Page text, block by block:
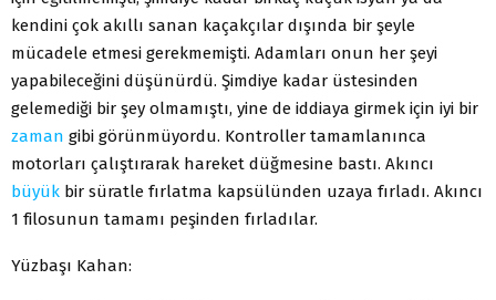
kendini çok akıllı sanan kaçakçılar dışında bir şeyle
mücadele etmesi gerekmemişti. Adamları onun her şeyi
yapabileceğini düşünürdü. Şimdiye kadar üstesinden
gelemediği bir şey olmamıştı, yine de iddiaya girmek için iyi bir
zaman gibi görünmüyordu. Kontroller tamamlanınca
motorları çalıştırarak hareket düğmesine bastı. Akıncı
büyük bir süratle fırlatma kapsülünden uzaya fırladı. Akıncı
1 filosunun tamamı peşinden fırladılar.
Yüzbaşı Kahan: